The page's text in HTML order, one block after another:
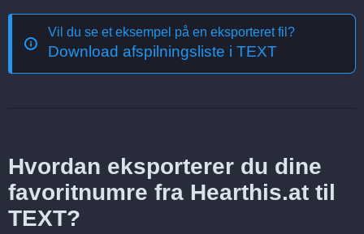
Vil du se et eksempel på en eksporteret fil?
Download afspilningsliste i TEXT
Hvordan eksporterer du dine
favoritnumre fra Hearthis.at til
TEXT?